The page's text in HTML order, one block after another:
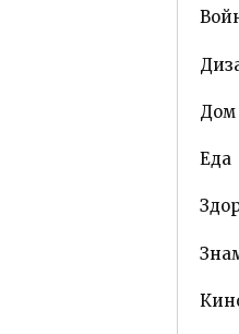
Дом
Еда